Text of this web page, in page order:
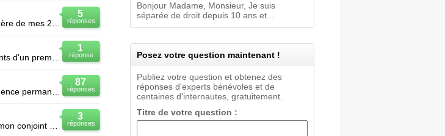
5
réponses
1
réponse
87
réponses
3
réponses
Bonjour Madame, Monsieur, Je suis
séparée de droit depuis 10 ans et...
Posez votre question maintenant !
Publiez votre question et obtenez des
réponses d'experts bénévoles et de
centaines d'internautes, gratuitement.
Titre de votre question :